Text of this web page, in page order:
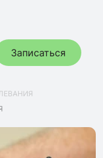
Записаться